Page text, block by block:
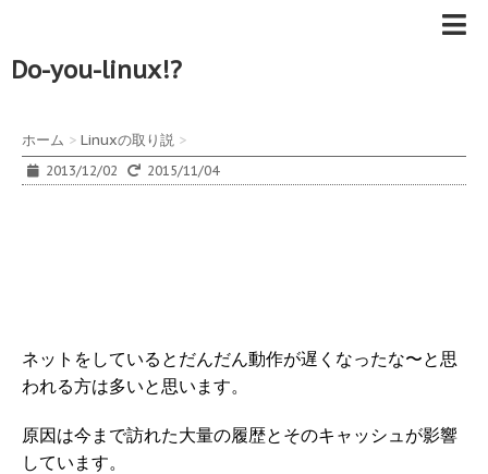
Do-you-linux!?
ホーム > Linuxの取り説 >
2013/12/02 2015/11/04
ネットをしているとだんだん動作が遅くなったな〜と思
われる方は多いと思います。
原因は今まで訪れた大量の履歴とそのキャッシュが影響
しています。